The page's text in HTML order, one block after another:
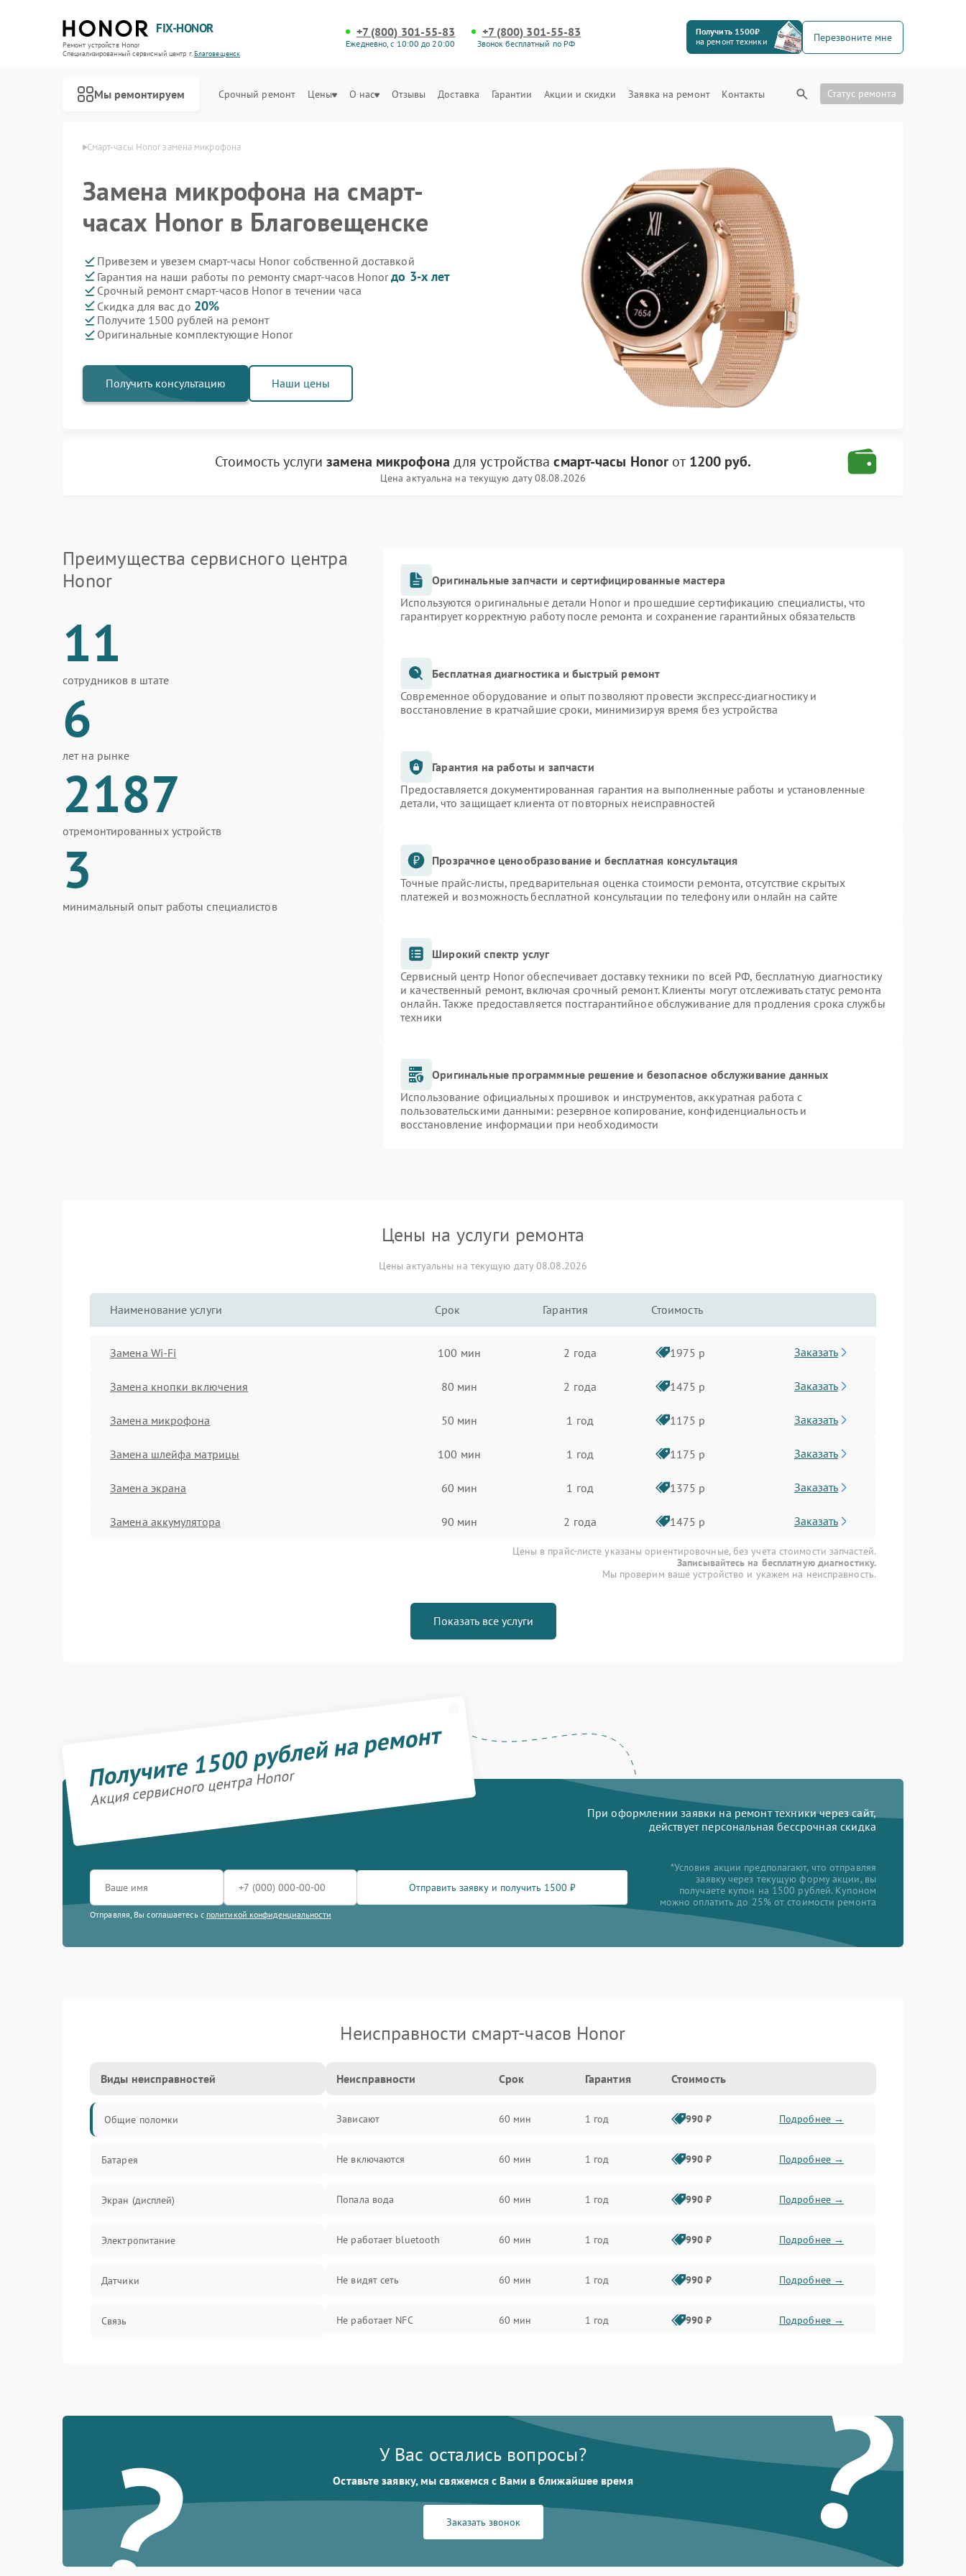
FIX-HONOR
Ремонт устройств Honor
Специализированный cервисный центр г.Благовещенск
+7 (800) 301-55-83
Ежедневно, с 10:00 до 20:00
+7 (800) 301-55-83
Звонок бесплатный по РФ
Получить 1500₽
на ремонт техники
Перезвоните мне
Мы ремонтируем Срочный ремонт Цены О нас Отзывы Доставка Гарантии Акции и скидки Заявка на ремонт Контакты Статус ремонта
Смарт-часы Honor замена микрофона
Замена микрофона на смарт-
часах Honor в Благовещенске
Привезем и увезем смарт-часы Honor собственной доставкой
Гарантия на наши работы по ремонту смарт-часов Honorдо 3-х лет
Срочный ремонт смарт-часов Honor в течении часа
Скидка для вас до 20%
Получите 1500 рублей на ремонт
Оригинальные комплектующие Honor
Получить консультацию Наши цены
Стоимость услугизамена микрофона для устройствасмарт-часы Honor от 1200 руб.
Цена актуальна на текущую дату 08.08.2026
Преимущества сервисного центра
Honor
11
сотрудников в штате
6
лет на рынке
2187
отремонтированных устройств
3
минимальный опыт работы специалистов
Оригинальные запчасти и сертифицированные мастера
Используются оригинальные детали Honor и прошедшие сертификацию специалисты, что
гарантирует корректную работу после ремонта и сохранение гарантийных обязательств
Бесплатная диагностика и быстрый ремонт
Современное оборудование и опыт позволяют провести экспресс-диагностику и
восстановление в кратчайшие сроки, минимизируя время без устройства
Гарантия на работы и запчасти
Предоставляется документированная гарантия на выполненные работы и установленные
детали, что защищает клиента от повторных неисправностей
Прозрачное ценообразование и бесплатная консультация
Точные прайс-листы, предварительная оценка стоимости ремонта, отсутствие скрытых
платежей и возможность бесплатной консультации по телефону или онлайн на сайте
Широкий спектр услуг
Сервисный центр Honor обеспечивает доставку техники по всей РФ, бесплатную диагностику
и качественный ремонт, включая срочный ремонт. Клиенты могут отслеживать статус ремонта
онлайн. Также предоставляется постгарантийное обслуживание для продления срока службы
техники
Оригинальные программные решение и безопасное обслуживание данных
Использование официальных прошивок и инструментов, аккуратная работа с
пользовательскими данными: резервное копирование, конфиденциальность и
восстановление информации при необходимости
Цены на услуги ремонта
Цены актуальны на текущую дату 08.08.2026
Наименование услуги Срок Гарантия Стоимость
Замена Wi-Fi 100 мин 2 года 1975 р Заказать
Замена кнопки включения 80 мин 2 года 1475 р Заказать
Замена микрофона 50 мин 1 год 1175 р Заказать
Замена шлейфа матрицы 100 мин 1 год 1175 р Заказать
Замена экрана 60 мин 1 год 1375 р Заказать
Замена аккумулятора 90 мин 2 года 1475 р Заказать
Цены в прайс-листе указаны ориентировочные, без учета стоимости запчастей.
Записывайтесь на бесплатную диагностику.
Мы проверим ваше устройство и укажем на неисправность.
Показать все услуги
Получите 1500 рублей на ремонт
Акция сервисного центра Honor
При оформлении заявки на ремонт техники через сайт,
действует персональная бессрочная скидка
Отправить заявку и получить 1500 ₽
Отправляя, Вы соглашаетесь с политикой конфиденциальности
*Условия акции предполагают, что отправляя
заявку через текущую форму акции, вы
получаете купон на 1500 рублей. Купоном
можно оплатить до 25% от стоимости ремонта
Неисправности смарт-часов Honor
Виды неисправностей
Общие поломки
Батарея
Экран (дисплей)
Электропитание
Датчики
Связь
Неисправности Срок Гарантия Стоимость
Зависают 60 мин 1 год 990 ₽ Подробнее →
Не включаются 60 мин 1 год 990 ₽ Подробнее →
Попала вода 60 мин 1 год 990 ₽ Подробнее →
Не работает bluetooth 60 мин 1 год 990 ₽ Подробнее →
Не видят сеть 60 мин 1 год 990 ₽ Подробнее →
Не работает NFC 60 мин 1 год 990 ₽ Подробнее →
? ?
У Вас остались вопросы?
Оставьте заявку, мы свяжемся с Вами в ближайшее время
Заказать звонок